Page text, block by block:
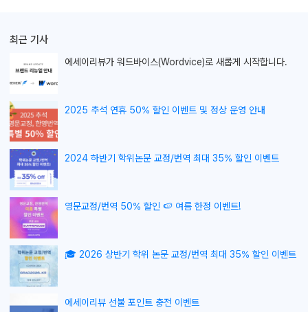
최근 기사
에세이리뷰가 워드바이스(Wordvice)로 새롭게 시작합니다.
2025 추석 연휴 50% 할인 이벤트 및 정상 운영 안내
2024 하반기 학위논문 교정/번역 최대 35% 할인 이벤트
영문교정/번역 50% 할인 🍉 여름 한정 이벤트!
🎓 2026 상반기 학위 논문 교정/번역 최대 35% 할인 이벤트
에세이리뷰 선불 포인트 충전 이벤트